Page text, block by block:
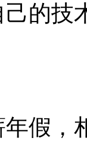
的技
，